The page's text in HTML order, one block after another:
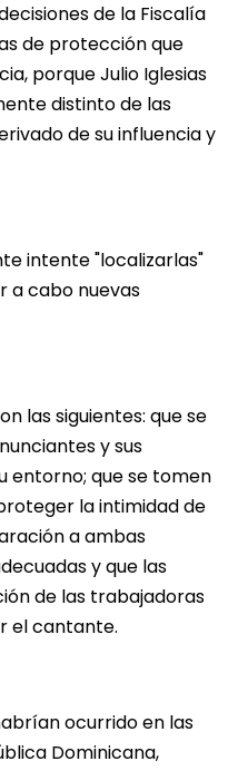
de la Fiscalía
de protección que
porque Julio Iglesias
distinto de las
de su influencia y
intente "localizarlas"
a cabo nuevas
las siguientes: que se
y sus
entorno; que se tomen
la intimidad de
a ambas
y que las
de las trabajadoras
el cantante.
ocurrido en las
Dominicana,